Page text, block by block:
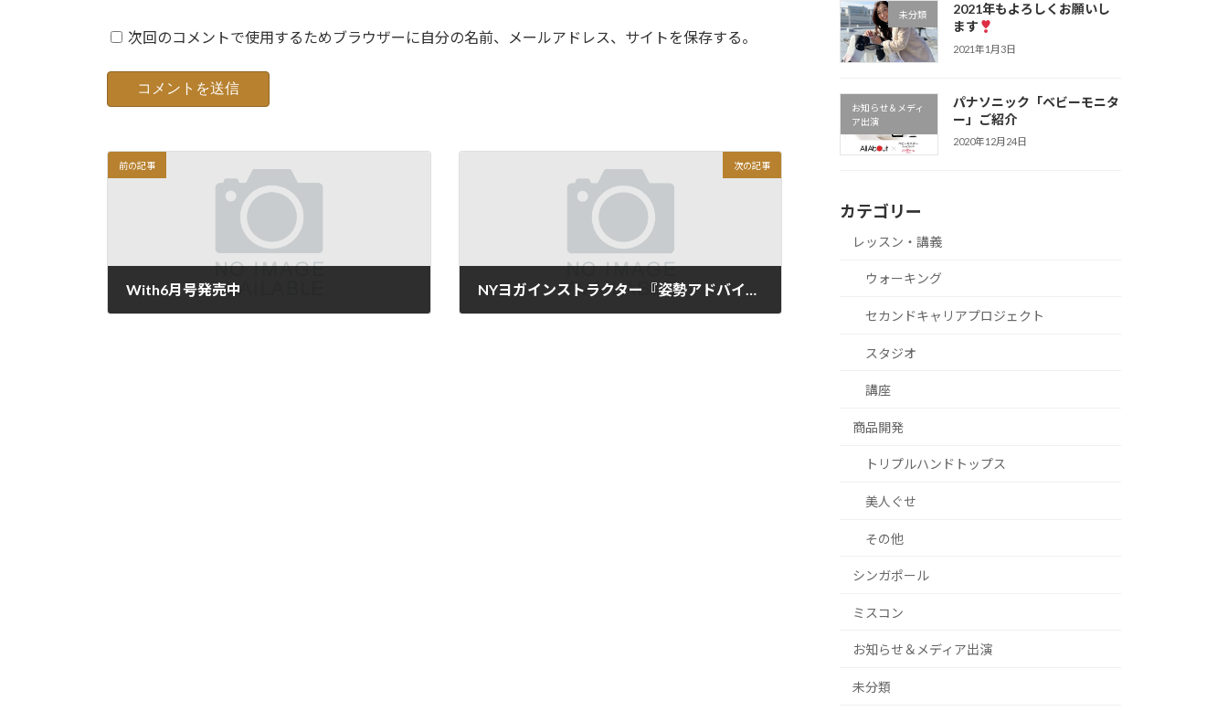
次回のコメントで使用するためブラウザーに自分の名前、メールアドレス、サイトを保存する。
前の記事
With6月号発売中
次の記事
未分類
2021年もよろしくお願いし
ます
2021年1月3日
お知らせ＆メディ
ア出演
パナソニック「ベビーモニタ
ー」ご紹介
2020年12月24日
カテゴリー
レッスン・講義
ウォーキング
セカンドキャリアプロジェクト
スタジオ
講座
商品開発
トリプルハンドトップス
美人ぐせ
その他
シンガポール
ミスコン
お知らせ＆メディア出演
未分類